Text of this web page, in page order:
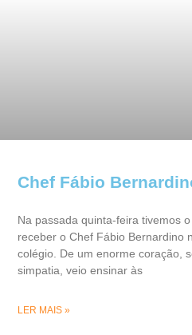
Chef Fábio
Na passada quinta-feira tivemos
receber o Chef Fábio Bernardino
colégio. De um enorme coração,
simpatia, veio ensinar às
LER MAIS »